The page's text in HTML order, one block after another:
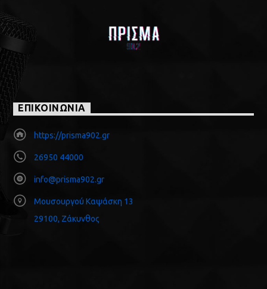
ΕΠΙΚΟΙΝΩΝΙΑ
https://prisma902.gr
26950 44000
info@prisma902.gr
Μουσουργού Καψάσκη 13
29100, Ζάκυνθος